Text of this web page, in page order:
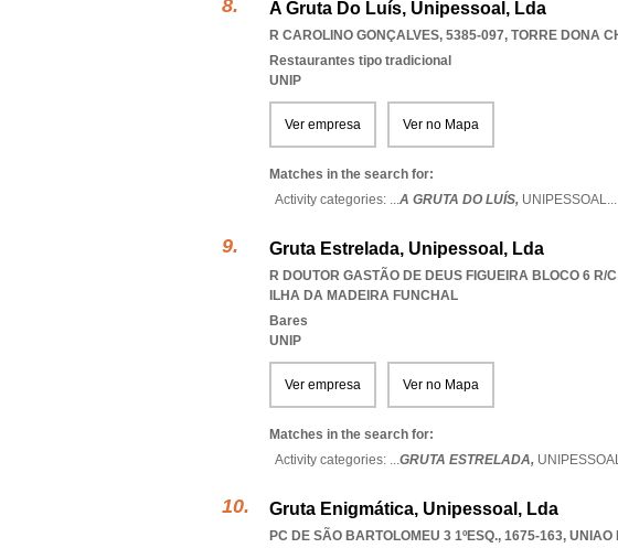
A Gruta Do Luís, Unipessoal, Lda
R CAROLINO GONÇALVES, 5385-097, TORRE DONA
Restaurantes tipo tradicional
UNIP
Ver empresa Ver no Mapa
Matches in the search for:
Activity categories: ...A GRUTA DO LUÍS, UNIPESSOAL...
Gruta Estrelada, Unipessoal, Lda
R DOUTOR GASTÃO DE DEUS FIGUEIRA BLOCO 6 R/
ILHA DA MADEIRA FUNCHAL
Bares
UNIP
Ver empresa Ver no Mapa
Matches in the search for:
Activity categories: ...GRUTA ESTRELADA,
Gruta Enigmática, Unipessoal, Lda
PC DE SÃO BARTOLOMEU 3 1ºESQ., 1675-163, UNIAO